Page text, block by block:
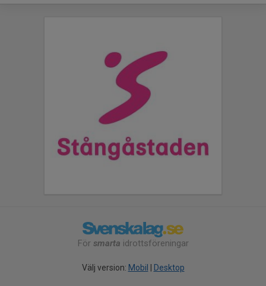
För smarta idrottsföreningar
Välj version: Mobil Desktop